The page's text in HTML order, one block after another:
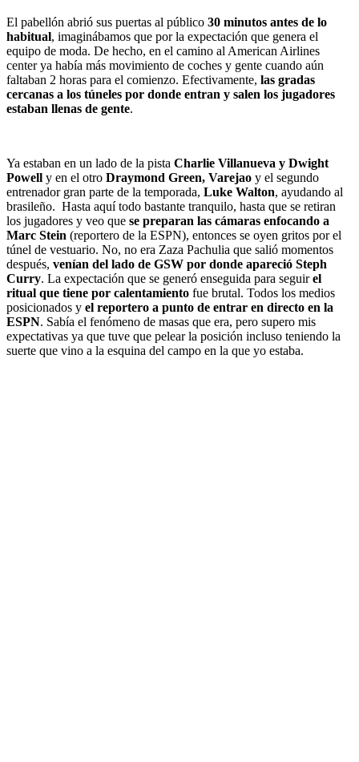
El pabellón abrió sus puertas al público 30 minutos antes de lo
habitual, imaginábamos que por la expectación que genera el
equipo de moda. De hecho, en el camino al American Airlines
center ya había más movimiento de coches y gente cuando aún
faltaban 2 horas para el comienzo. Efectivamente, las gradas
cercanas a los túneles por donde entran y salen los jugadores
estaban llenas de gente.
Ya estaban en un lado de la pista Charlie Villanueva y Dwight
Powell y en el otro Draymond Green, Varejao y el segundo
entrenador gran parte de la temporada, Luke Walton, ayudando al
brasileño. Hasta aquí todo bastante tranquilo, hasta que se retiran
los jugadores y veo que se preparan las cámaras enfocando a
Marc Stein (reportero de la ESPN), entonces se oyen gritos por el
túnel de vestuario. No, no era Zaza Pachulia que salió momentos
después, venían del lado de GSW por donde apareció Steph
Curry. La expectación que se generó enseguida para seguirel
ritual que tiene por calentamiento fue brutal. Todos los medios
posicionados y el reportero a punto de entrar en directo en la
ESPN. Sabía el fenómeno de masas que era, pero supero mis
expectativas ya que tuve que pelear la posición incluso teniendo la
suerte que vino a la esquina del campo en la que yo estaba.